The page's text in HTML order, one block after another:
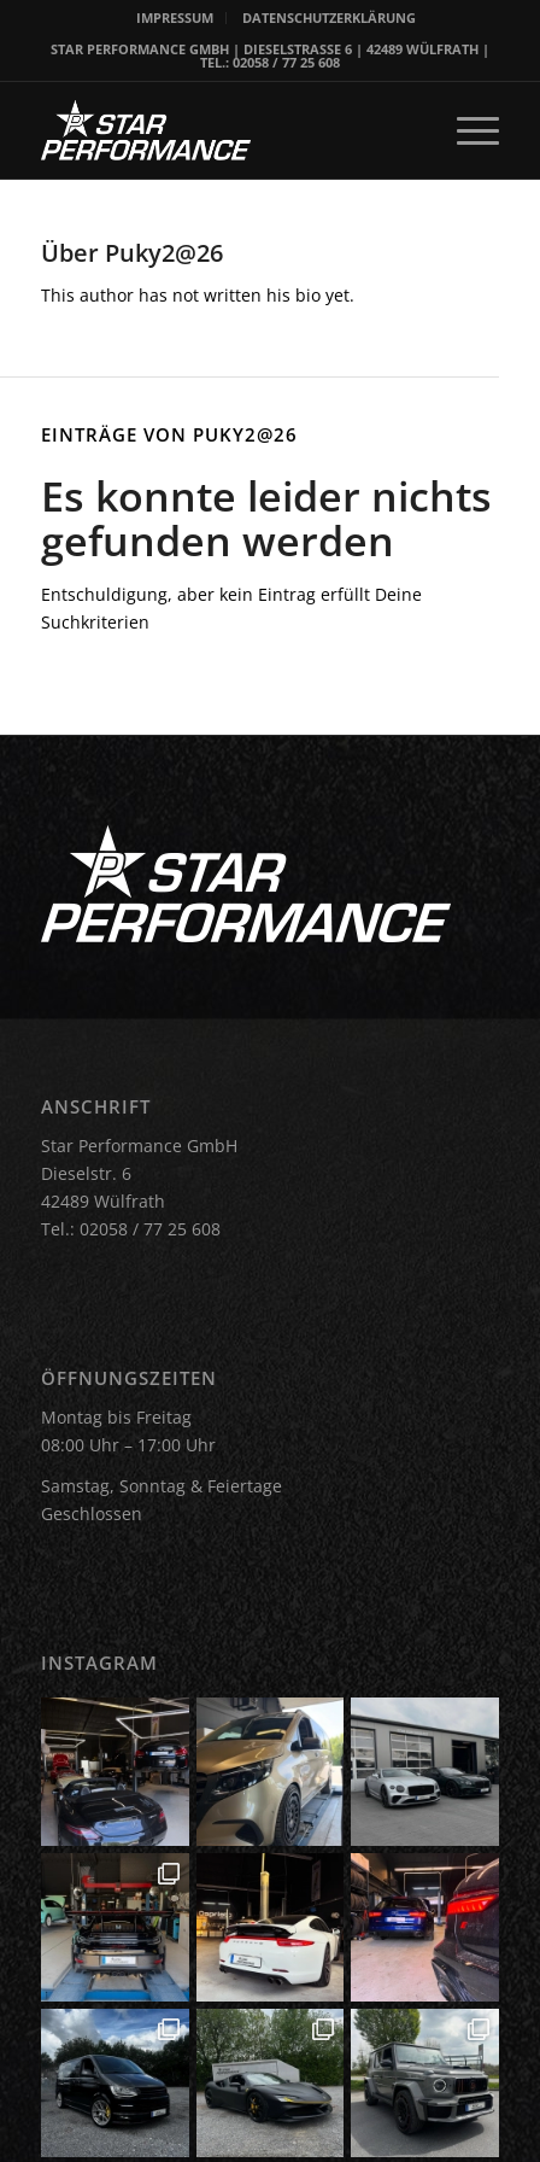
IMPRESSUM
DATENSCHUTZERKLÄRUNG
STAR PERFORMANCE GMBH | DIESELSTRASSE 6 | 42489 WÜLFRATH |
TEL.: 02058 / 77 25 608
Über Puky2@26
This author has not written his bio yet.
EINTRÄGE VON PUKY2@26
Es konnte leider nichts
gefunden werden
Entschuldigung, aber kein Eintrag erfüllt Deine
Suchkriterien
ANSCHRIFT
Star Performance GmbH
Dieselstr. 6
42489 Wülfrath
Tel.: 02058 / 77 25 608
ÖFFNUNGSZEITEN
Montag bis Freitag
08:00 Uhr – 17:00 Uhr
Samstag, Sonntag & Feiertage
Geschlossen
INSTAGRAM